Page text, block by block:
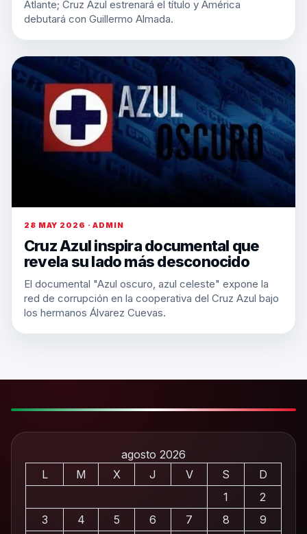
Atlante; Cruz Azul estrenará el título y América
debutará con Guillermo Almada.
28 MAY 2026 · ADMIN
Cruz Azul inspira documental que
revela su lado más desconocido
El documental "Azul oscuro, azul celeste" expone la
red de corrupción en la cooperativa del Cruz Azul bajo
los hermanos Álvarez Cuevas.
agosto 2026
L
M X J V S
D
1
2
3
4 5 6 7 8
9